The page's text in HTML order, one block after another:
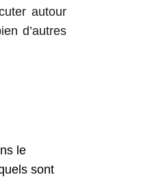
autour
d’autres
le
sont